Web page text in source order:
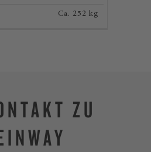
Ca. 252 kg
ZU